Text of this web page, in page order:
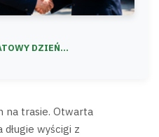
DZIEŃ...
na trasie. Otwarta
wyścigi z